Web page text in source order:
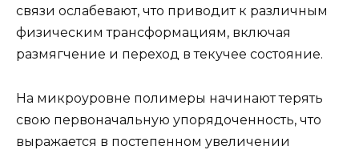
связи ослабевают, что приводит к различным
физическим трансформациям, включая
размягчение и переход в текучее состояние.
На микроуровне полимеры начинают терять
свою первоначальную упорядоченность, что
выражается в постепенном увеличении